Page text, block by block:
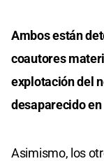
Ambos están
coautores
explotación del
desaparecido
Asimismo, los